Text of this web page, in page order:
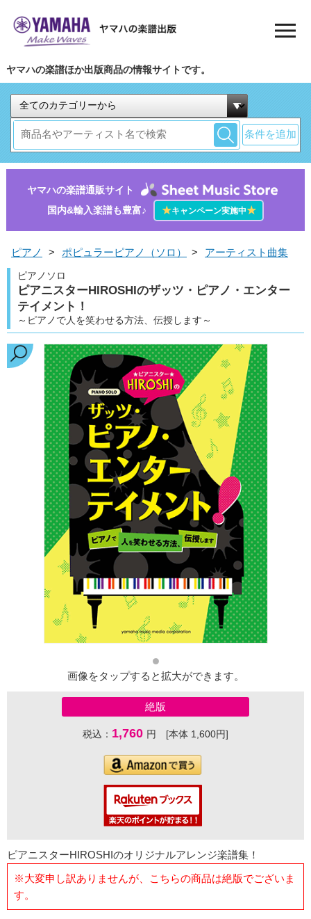
ヤマハの楽譜ほか出版商品の情報サイトです。
条件を追加
ヤマハの楽譜通販サイト
国内&輸入楽譜も豊富♪
★キャンペーン実施中★
ピアノ > ポピュラーピアノ（ソロ） > アーティスト曲集
ピアノソロ
ピアニスターHIROSHIのザッツ・ピアノ・エンター
テイメント！
～ピアノで人を笑わせる方法、伝授します～
画像をタップすると拡大ができます。
絶版
税込： 1,760 円 [本体 1,600円]
ピアニスターHIROSHIのオリジナルアレンジ楽譜集！
※大変申し訳ありませんが、こちらの商品は絶版でございま
す。